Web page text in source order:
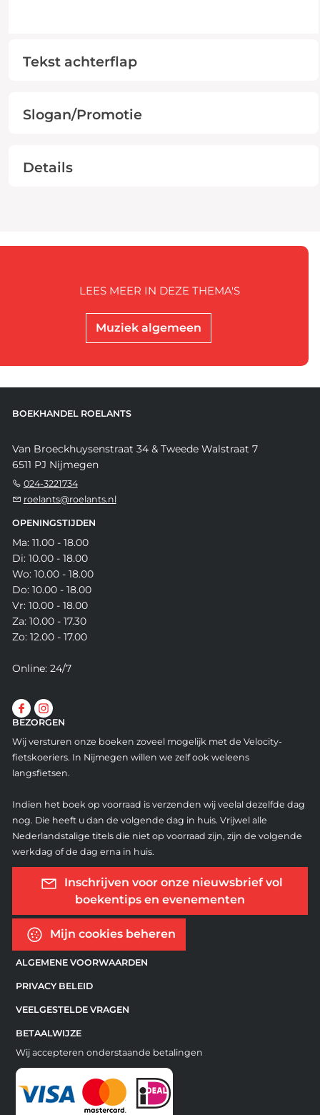
Tekst achterflap
Slogan/Promotie
Details
Muziek algemeen
LEES MEER IN DEZE THEMA'S
BOEKHANDEL ROELANTS
Van Broeckhuysenstraat 34 & Tweede Walstraat 7
6511 PJ Nijmegen
024-3221734
roelants@roelants.nl
OPENINGSTIJDEN
Ma: 11.00 - 18.00
Di: 10.00 - 18.00
Wo: 10.00 - 18.00
Do: 10.00 - 18.00
Vr: 10.00 - 18.00
Za: 10.00 - 17.30
Zo: 12.00 - 17.00
Online: 24/7
BEZORGEN
Wij versturen onze boeken zoveel mogelijk met de Velocity-
fietskoeriers. In Nijmegen willen we zelf ook weleens
langsfietsen.
Indien het boek op voorraad is verzenden wij veelal dezelfde dag
nog. Die heeft u dan de volgende dag in huis. Vrijwel alle
Nederlandstalige titels die niet op voorraad zijn, zijn de volgende
werkdag of de dag erna in huis.
Inschrijven voor onze nieuwsbrief vol
boekentips en evenementen
Mijn cookies beheren
ALGEMENE VOORWAARDEN
PRIVACY BELEID
VEELGESTELDE VRAGEN
BETAALWIJZE
Wij accepteren onderstaande betalingen